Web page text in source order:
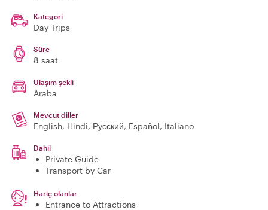
Kategori
Day Trips
Süre
8 saat
Ulaşım şekli
Araba
Mevcut diller
English, Hindi, Русский, Español, Italiano
Dahil
Private Guide
Transport by Car
Hariç olanlar
Entrance to Attractions